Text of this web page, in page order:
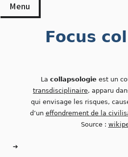
Menu
Focus
La collapsologie est un
transdisciplinaire, apparu
qui envisage les risques,
d’un effondrement de la
Source :
➔